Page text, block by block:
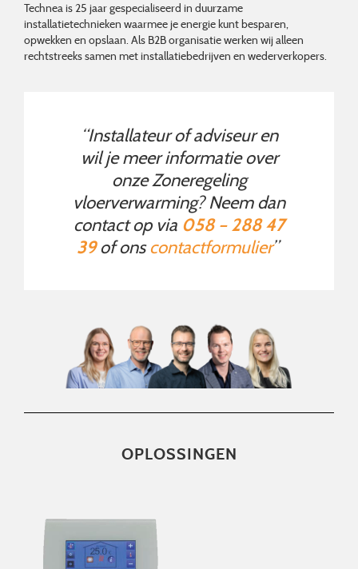
Technea is 25 jaar gespecialiseerd in duurzame
installatietechnieken waarmee je energie kunt besparen,
opwekken en opslaan. Als B2B organisatie werken wij alleen
rechtstreeks samen met installatiebedrijven en wederverkopers.
“Installateur of adviseur en
wil je meer informatie over
onze Zoneregeling
vloerverwarming? Neem dan
contact op via 058 – 288 47
39of onscontactformulier”
OPLOSSINGEN